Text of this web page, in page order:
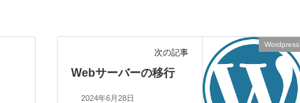
Wordpress
次の記事
Webサーバーの移行
2024年6月28日